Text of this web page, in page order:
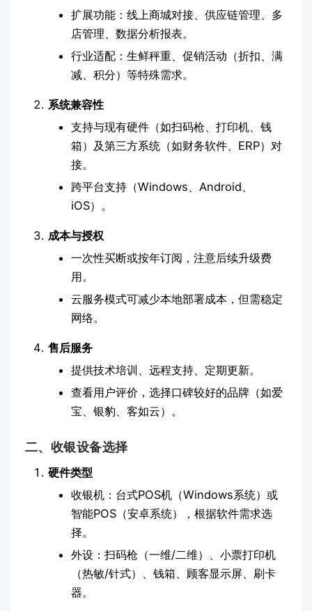
扩展功能：线上商城对接、供应链管理、多
店管理、数据分析报表。
行业适配：生鲜秤重、促销活动（折扣、满
减、积分）等特殊需求。
系统兼容性
支持与现有硬件（如扫码枪、打印机、钱
箱）及第三方系统（如财务软件、ERP）对
接。
跨平台支持（Windows、Android、
iOS）。
成本与授权
一次性买断或按年订阅，注意后续升级费
用。
云服务模式可减少本地部署成本，但需稳定
网络。
售后服务
提供技术培训、远程支持、定期更新。
查看用户评价，选择口碑较好的品牌（如爱
宝、银豹、客如云）。
二、收银设备选择
硬件类型
收银机：台式POS机（Windows系统）或
智能POS（安卓系统），根据软件需求选
择。
外设：扫码枪（一维/二维）、小票打印机
（热敏/针式）、钱箱、顾客显示屏、刷卡
器。